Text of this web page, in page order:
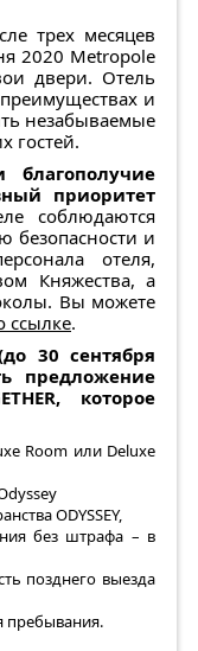
трех месяцев
2020 Metropole
двери. Отель
и
незабываемые
гостей.
благополучие
приоритет
соблюдаются
безопасности и
отеля,
Княжества, а
Вы можете
ссылке.
30 сентября
предложение
которое
Room или Deluxe
ODYSSEY,
без штрафа – в
позднего выезда
пребывания.